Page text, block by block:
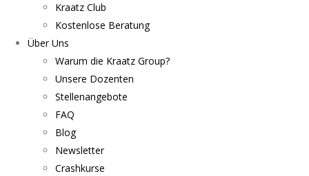
Kraatz Club
Kostenlose Beratung
Über Uns
Warum die Kraatz Group?
Unsere Dozenten
Stellenangebote
FAQ
Blog
Newsletter
Crashkurse